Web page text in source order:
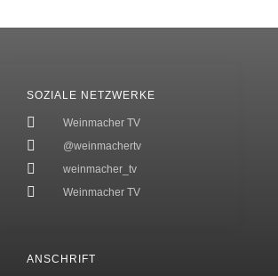
ANSCHRIFT
SOZIALE NETZWERKE
Weinmacher TV
@weinmachertv
weinmacher_tv
Weinmacher TV